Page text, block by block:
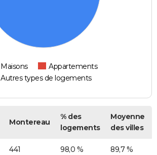
Maisons
Appartements
Autres types de logements
Montereau
% des
logements
Moyenne
des villes
441 98,0 % 89,7 %